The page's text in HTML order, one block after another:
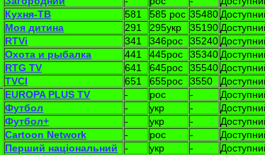
Кухня-ТВ
581 585 рос 35480
Моя дитина
291 295укр 35190
RTVi
341 346рос 35240
Охота и рыбалка
441 445рос 35340
RTG TV
641 645рос 35540
TVCI
651 655рос 3550
EUROPA PLUS TV - рос -
Футбол
- укр -
Футбол+
- укр -
Cartoon Network
- рос -
Перший національний
- укр -